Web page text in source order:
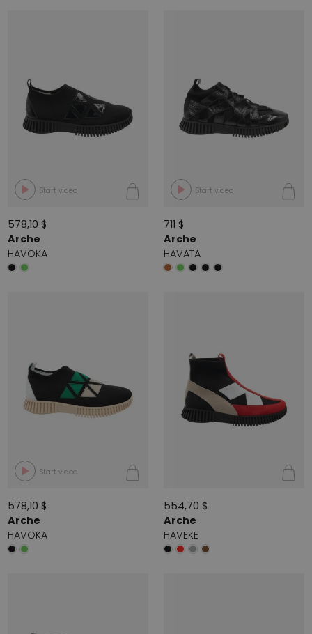
Start video
578,10 $
Arche
HAVOKA
Start video
711 $
Arche
HAVATA
Start video
578,10 $
Arche
HAVOKA
554,70 $
Arche
HAVEKE